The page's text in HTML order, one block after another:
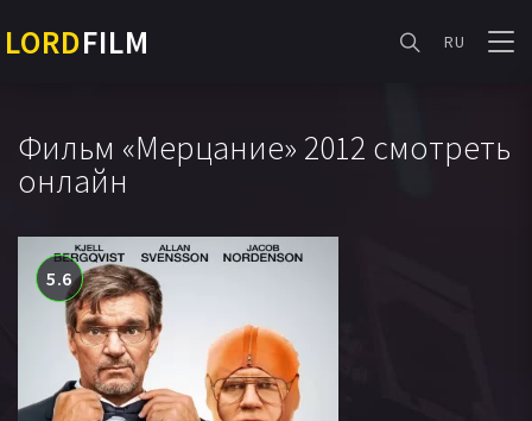
LORDFILM RU
Фильм «Мерцание» 2012 смотреть
онлайн
5.6